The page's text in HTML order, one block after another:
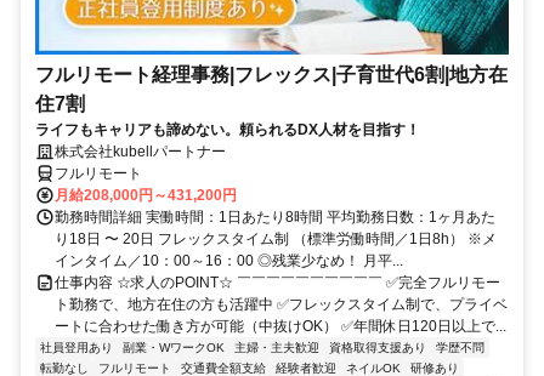
フルリモート経理事務|フレックス|子育世代6割|地方在
住7割
ライフもキャリアも諦めない。頼られるDX人材を目指す！
株式会社kubellパートナー
フルリモート
月給208,000円～431,200円
勤務時間詳細 実働時間：1日あたり8時間 平均勤務日数：1ヶ月あた
り18日 〜 20日 フレックスタイム制 （標準労働時間／1日8h） ※メ
インタイム／10：00～16：00 ◎残業少なめ！ 月平...
仕事内容 ☆求人のPOINT☆ ￣￣￣￣￣￣￣￣￣￣ ✅完全フルリモー
ト勤務で、地方在住の方も活躍中 ✅フレックスタイム制で、プライベ
ートに合わせた働き方が可能（中抜けOK） ✅年間休日120日以上で...
社員登用あり 副業・WワークOK 主婦・主夫歓迎 資格取得支援あり
学歴不問
転勤なし
フルリモート 交通費全額支給 経験者歓迎 ネイルOK
研修あり